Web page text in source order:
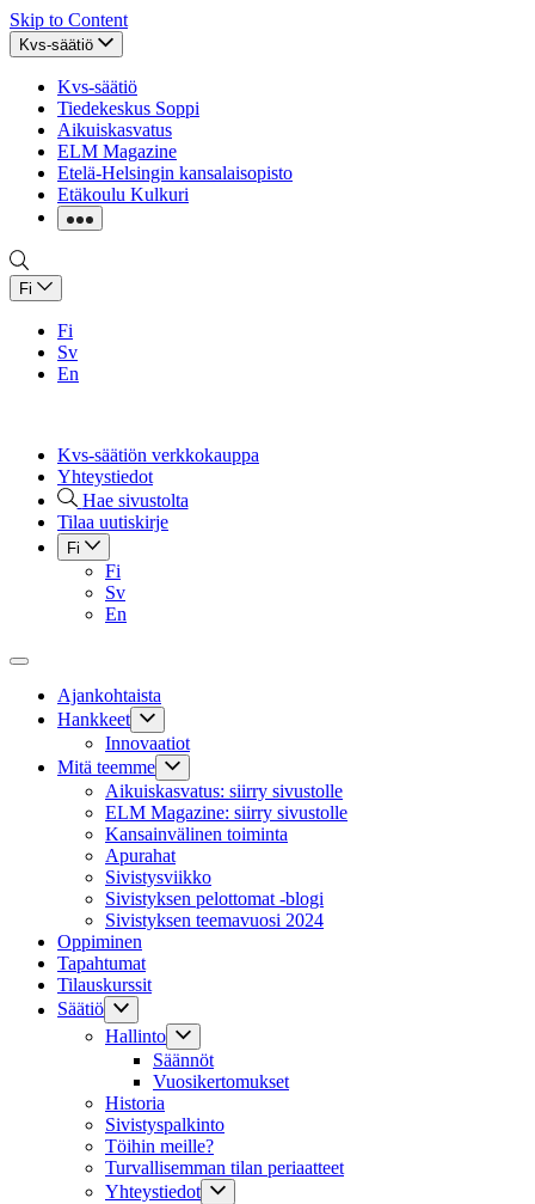
Skip to Content
Kvs-säätiö
Kvs-säätiö
Tiedekeskus Soppi
Aikuiskasvatus
ELM Magazine
Etelä-Helsingin kansalaisopisto
Etäkoulu Kulkuri
Fi
Fi
Sv
En
Kvs-säätiön verkkokauppa
Yhteystiedot
Hae sivustolta
Tilaa uutiskirje
Fi
Fi
Sv
En
Ajankohtaista
Hankkeet
Innovaatiot
Mitä teemme
Aikuiskasvatus: siirry sivustolle
ELM Magazine: siirry sivustolle
Kansainvälinen toiminta
Apurahat
Sivistysviikko
Sivistyksen pelottomat -blogi
Sivistyksen teemavuosi 2024
Oppiminen
Tapahtumat
Tilauskurssit
Säätiö
Hallinto
Säännöt
Vuosikertomukset
Historia
Sivistyspalkinto
Töihin meille?
Turvallisemman tilan periaatteet
Yhteystiedot